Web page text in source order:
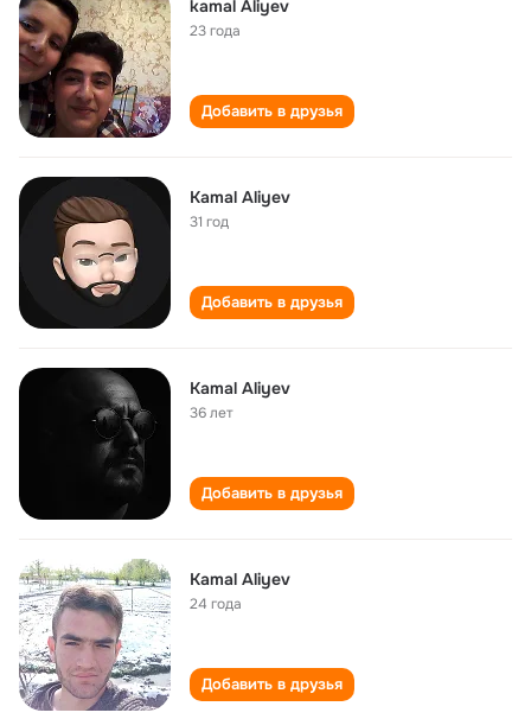
kamal Aliyev
23 года
Добавить в друзья
Kamal Aliyev
31 год
Добавить в друзья
Kamal Aliyev
36 лет
Добавить в друзья
Kamal Aliyev
24 года
Добавить в друзья